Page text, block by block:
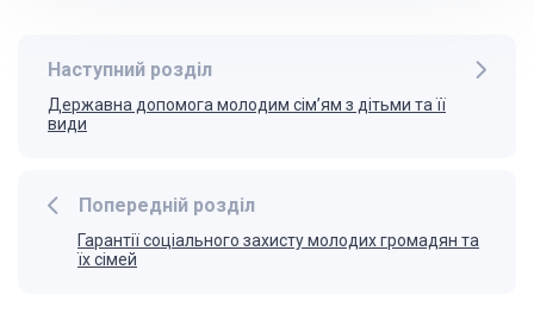
Попередній розділ
Гарантії соціального захисту молодих громадян та
їх сімей
Наступний розділ
Державна допомога молодим сім’ям з дітьми та її
види